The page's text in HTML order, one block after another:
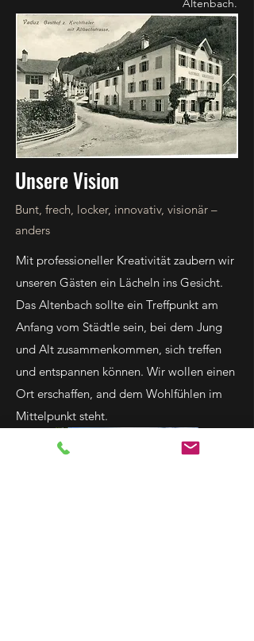
Altenbach.
Unsere Vision
Bunt, frech, locker, innovativ, visionär –
anders
Mit professioneller Kreativität zaubern wir
unseren Gästen ein Lächeln ins Gesicht.
Das Altenbach sollte ein Treffpunkt am
Anfang vom Städtle sein, bei dem Jung
und Alt zusammenkommen, sich treffen
und entspannen können. Wir wollen einen
Ort erschaffen, and dem Wohlfühlen im
Mittelpunkt steht.